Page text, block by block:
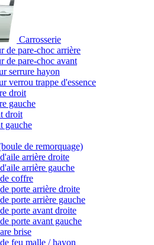
Carrosserie
de pare-choc arrière
de pare-choc avant
serrure hayon
verrou trappe d'essence
droit
gauche
droit
gauche
de remorquage)
arrière droite
arrière gauche
coffre
porte arrière droite
porte arrière gauche
porte avant droite
porte avant gauche
brise
feu malle / hayon